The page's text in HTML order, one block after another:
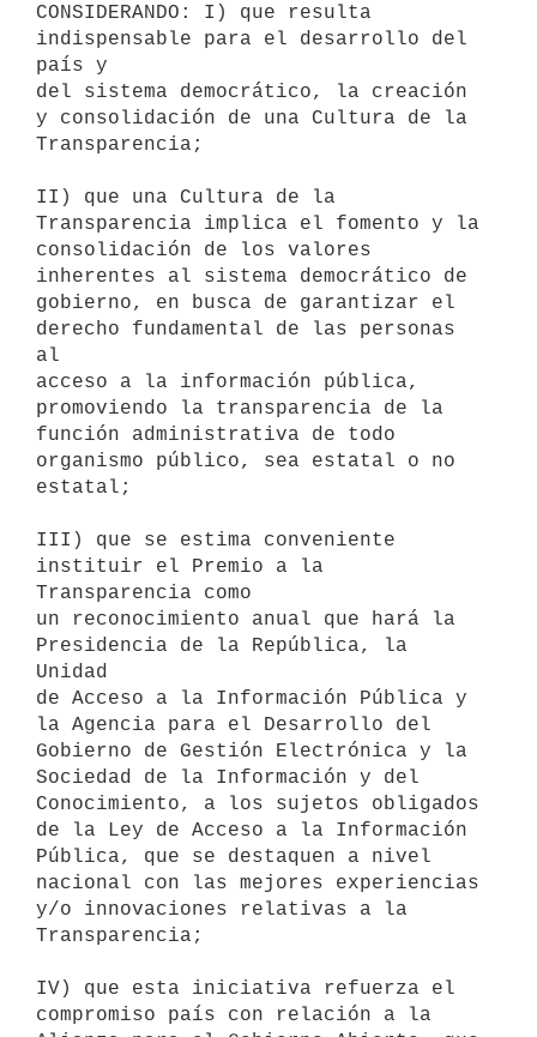
CONSIDERANDO: I) que resulta
indispensable para el desarrollo del
país y
del sistema democrático, la creación
y consolidación de una Cultura de la
Transparencia;
II) que una Cultura de la
Transparencia implica el fomento y la
consolidación de los valores
inherentes al sistema democrático de
gobierno, en busca de garantizar el
derecho fundamental de las personas
al
acceso a la información pública,
promoviendo la transparencia de la
función administrativa de todo
organismo público, sea estatal o no
estatal;
III) que se estima conveniente
instituir el Premio a la
Transparencia como
un reconocimiento anual que hará la
Presidencia de la República, la
Unidad
de Acceso a la Información Pública y
la Agencia para el Desarrollo del
Gobierno de Gestión Electrónica y la
Sociedad de la Información y del
Conocimiento, a los sujetos obligados
de la Ley de Acceso a la Información
Pública, que se destaquen a nivel
nacional con las mejores experiencias
y/o innovaciones relativas a la
Transparencia;
IV) que esta iniciativa refuerza el
compromiso país con relación a la